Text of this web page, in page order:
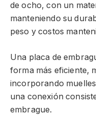
de ocho, con un
manteniendo su
peso y costos
Una placa de
forma más eficiente,
incorporando
una conexión
embrague.